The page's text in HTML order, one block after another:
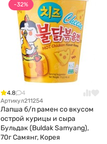
-32%
4.8
4
Артикул211254
Лапша б/п рамен со вкусом
острой курицы и сыра
Бульдак (Buldak Samyang),
70г Самянг, Корея